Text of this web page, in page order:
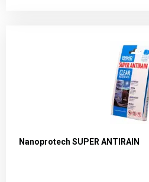
Nanoprotech SUPER ANTIRAIN